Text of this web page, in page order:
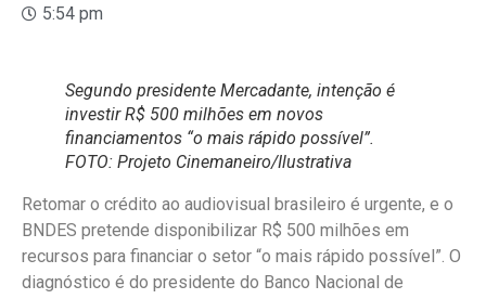
5:54 pm
Segundo presidente Mercadante, intenção é
investir R$ 500 milhões em novos
financiamentos “o mais rápido possível”.
FOTO: Projeto Cinemaneiro/Ilustrativa
Retomar o crédito ao audiovisual brasileiro é urgente, e o
BNDES pretende disponibilizar R$ 500 milhões em
recursos para financiar o setor “o mais rápido possível”. O
diagnóstico é do presidente do Banco Nacional de